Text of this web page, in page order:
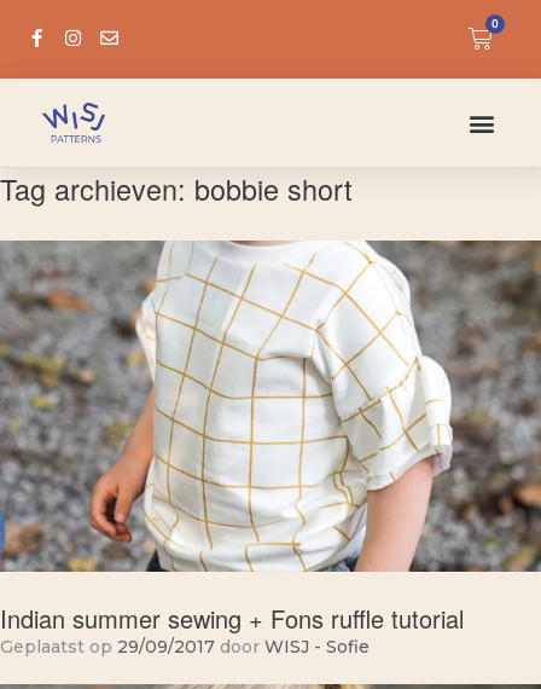
0
Tag archieven: bobbie short
Indian summer sewing + Fons ruffle tutorial
Geplaatst op 29/09/2017 door WISJ - Sofie